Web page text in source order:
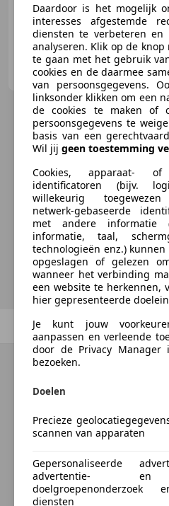
Vakgarage de Wit Schoonhoven
NL-2872 ZZ SCHOONHOVEN
Vorige 1/1
Daardoor is het mogelijk
interesses afgestemde
diensten te verbeteren
analyseren. Klik op de
te gaan met het gebruik
cookies en de daarmee
van persoonsgegevens.
linksonder klikken om een
de cookies te maken of
persoonsgegevens te
basis van een
Wil jij geen toestemming
Cookies, apparaat-
identificatoren (bijv.
willekeurig toegewezen
netwerk-gebaseerde
met andere informatie
informatie, taal,
technologieën enz.)
opgeslagen of gelezen
wanneer het verbinding
een website te herkennen,
hier gepresenteerde
Je kunt jouw
aanpassen en verleende
door de Privacy
bezoeken.
Doelen
Precieze
scannen van apparaten
Gepersonaliseerde
advertentie- en
diensten